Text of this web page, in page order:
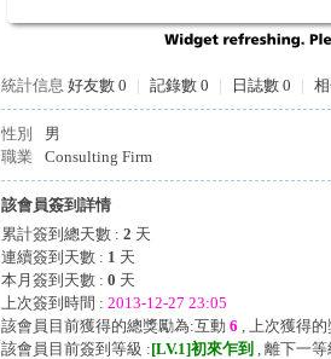
統計信息 好友數 0 | 記錄數 0 | 日誌數 0 |
性別 男
職業
Consulting Firm
該會員簽到詳情
累計簽到總天數 : 2 天
連續簽到天數 : 1 天
本月簽到天數 : 0 天
上次簽到時間 : 2013-12-27 23:05
該會員目前獲得的總獎勵為:互動 6 , 上次獲得
該會員目前簽到等級 :[LV.1]初來乍到 , 離下一等